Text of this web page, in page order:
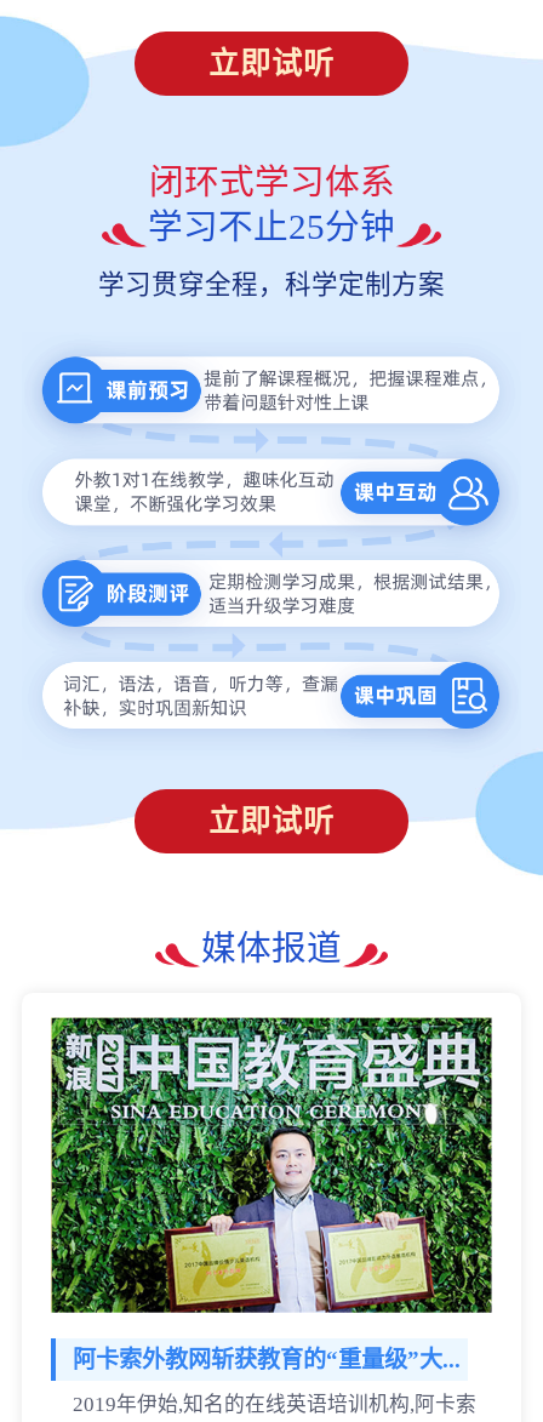
立即试听
闭环式学习体系
学习不止25分钟
学习贯穿全程，科学定制方案
立即试听
媒体报道
阿卡索外教网斩获教育的“重量级”大...
2019年伊始,知名的在线英语培训机构,阿卡索